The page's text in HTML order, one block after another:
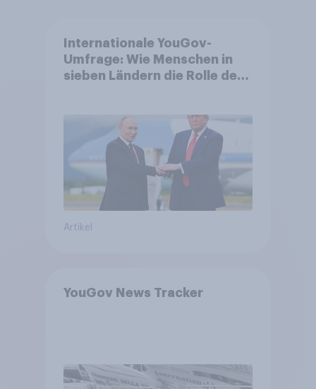
Internationale YouGov-
Umfrage: Wie Menschen in
sieben Ländern die Rolle der
Bedrohungen und Bündnisse
bewerten
Artikel
YouGov News Tracker